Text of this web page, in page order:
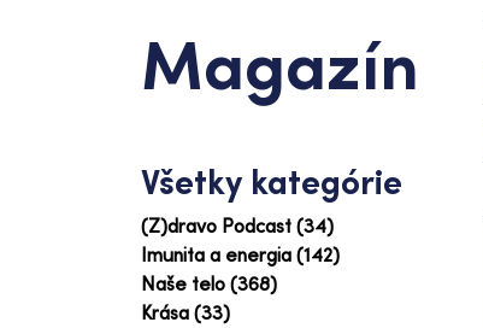
Magazín
Všetky kategórie
(Z)dravo Podcast (34)
Imunita a energia (142)
Naše telo (368)
Krása (33)